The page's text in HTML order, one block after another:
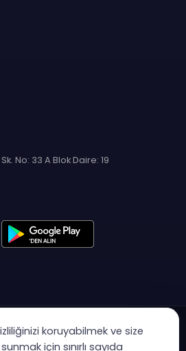
No: 33 A Blok Daire: 19
koruyabilmek ve size
için sınırlı sayıda